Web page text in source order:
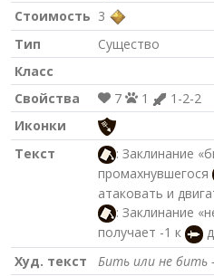
Стоимость 3
Тип
Существо
Класс
Свойства
7 1
1-2-2
Иконки
Текст
: Заклинание
промахнувшегося
атаковать и
: Заклинание
получает -1 к
Худ. текст
Бить или не бить